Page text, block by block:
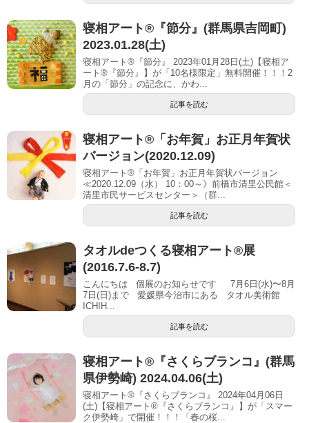
寝相アート®︎『節分』(群馬県吉岡町)
2023.01.28(土)
寝相アート®『節分』 2023年01月28日(土)【寝相ア
ート®︎『節分』】が「10名様限定」無料開催！！！2
月の「節分」の記念に、かわ...
記事を読む
寝相アート®︎「お年賀」お正月年賀状
バージョン(2020.12.09)
寝相アート®︎「お年賀」お正月年賀状バージョン
≪2020.12.09（水） 10：00～》前橋市清里公民館＜
清里市民サービスセンター＞（群...
記事を読む
タオルdeつくる寝相アート®展
(2016.7.6-8.7)
こんにちは 個展のお知らせです 7月6日(水)〜8月
7日(日)まで 愛媛県今治市にある タオル美術館
ICHIH...
記事を読む
寝相アート®『さくらブランコ』(群馬
県伊勢崎) 2024.04.06(土)
寝相アート®『さくらブランコ』 2024年04月06日
(土)【寝相アート®︎『さくらブランコ』】が「スマー
ク伊勢崎」で開催！！！「春の桜...